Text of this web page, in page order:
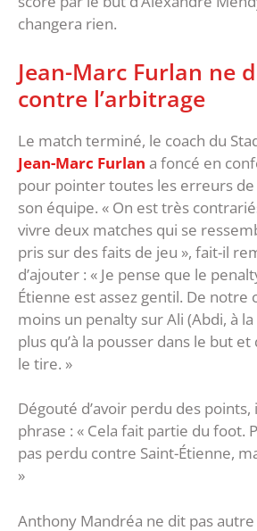
changera rien.
Jean-Marc Furlan ne
contre l’arbitrage
Le match terminé, le coach du
Jean-Marc Furlan a foncé en
pour pointer toutes les erreurs de
son équipe. « On est très
vivre deux matches qui se
pris sur des faits de jeu », fait-il
d’ajouter : « Je pense que le
Étienne est assez gentil. De notre
moins un penalty sur Ali (Abdi, à la
plus qu’à la pousser dans le but
le tire. »
Dégouté d’avoir perdu des
phrase : « Cela fait partie du foot.
pas perdu contre Saint-Étienne,
»
Anthony Mandréa ne dit pas autre